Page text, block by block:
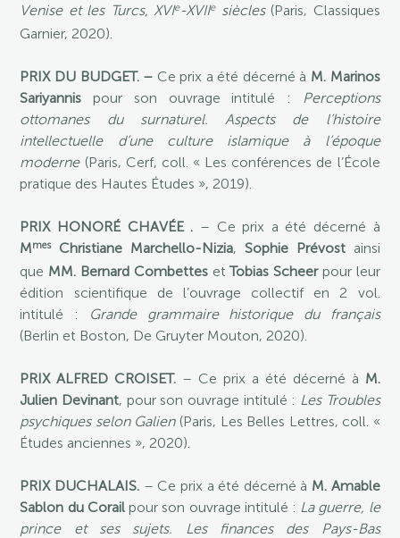
Venise et les Turcs, XVIe-XVIIesiècles(Paris, Classiques
Garnier, 2020).
PRIX DU BUDGET. – Ce prix a été décerné à M. Marinos
Sariyannis pour son ouvrage intitulé : Perceptions
ottomanes du surnaturel. Aspects de l’histoire
intellectuelle d’une culture islamique à l’époque
moderne(Paris, Cerf, coll. « Les conférences de l’École
pratique des Hautes Études », 2019).
PRIX HONORÉ CHAVÉE . – Ce prix a été décerné à
MmesChristiane Marchello-Nizia, Sophie Prévostainsi
que MM. Bernard CombettesetTobias Scheerpour leur
édition scientifique de l’ouvrage collectif en 2 vol.
intitulé :
Grande grammaire historique du français
(Berlin et Boston, De Gruyter Mouton, 2020).
PRIX ALFRED CROISET. – Ce prix a été décerné à M.
Julien Devinant, pour son ouvrage intitulé : Les Troubles
psychiques selon Galien(Paris, Les Belles Lettres, coll. «
Études anciennes », 2020).
PRIX DUCHALAIS. – Ce prix a été décerné à M. Amable
Sablon du Corailpour son ouvrage intitulé : La guerre, le
prince et ses sujets. Les finances des Pays-Bas